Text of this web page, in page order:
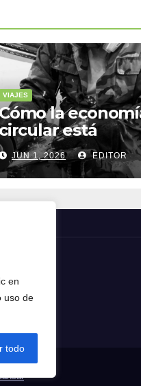
en
uso de
todo
VIAJES
la
está
la
sostenible
JUN 1, 2026 EDITOR